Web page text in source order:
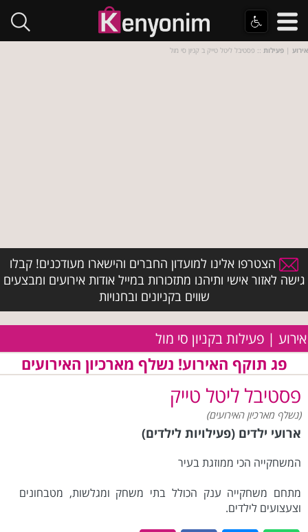
אירוע | פעילות :: פסטיבל ליטל טייק ב קניון סי מול
הצטרפו אלינו למועדון החברים והישארו מעודכנים! קבלו
גישה לאזור אישי ותיהנו מתזכורות במייל אודות אירועים ומבצעים
שווים בקניונים ובחנויות
אירוע | פעילות בקניון סי מול
פג תוקף האירוע! נשלף מארכיון האירועים
פסטיבל ליטל טייק
(נשלף מארכיון האירועים)
ארועי ילדים (פעילויות לילדים)
המשחקייה הכי ממוזגת בעיר
מתחם משחקייה ענק הכולל בתי משחק ומגלשות, מטבחונים
וצעצועים לילדים.